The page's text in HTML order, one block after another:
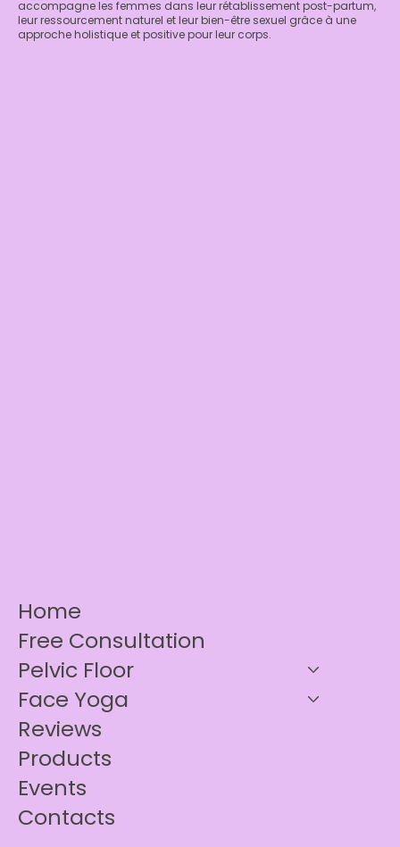
accompagne les femmes dans leur rétablissement post-partum,
leur ressourcement naturel et leur bien-être sexuel grâce à une
approche holistique et positive pour leur corps.
Home
Free Consultation
Pelvic Floor
Face Yoga
Reviews
Products
Events
Contacts